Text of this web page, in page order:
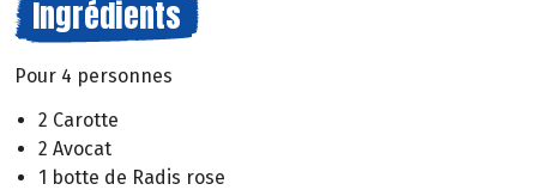
Ingrédients
Pour 4 personnes
2 Carotte
2 Avocat
1 botte de Radis rose